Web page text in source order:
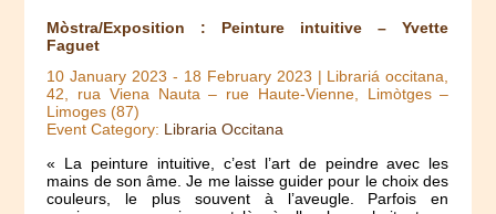
Mòstra/Exposition : Peinture intuitive – Yvette
Faguet
10 January 2023 - 18 February 2023 | Librariá occitana,
42, rua Viena Nauta – rue Haute-Vienne, Limòtges –
Limoges (87)
Event Category: Libraria Occitana
« La peinture intuitive, c’est l’art de peindre avec les
mains de son âme. Je me laisse guider pour le choix des
couleurs, le plus souvent à l’aveugle. Parfois en